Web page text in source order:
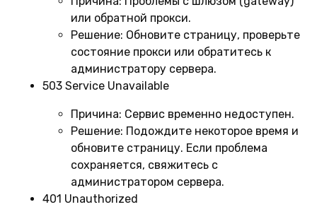
или обратной прокси.
Решение: Обновите страницу, проверьте
состояние прокси или обратитесь к
администратору сервера.
503 Service Unavailable
Причина: Сервис временно недоступен.
Решение: Подождите некоторое время и
обновите страницу. Если проблема
сохраняется, свяжитесь с
администратором сервера.
401 Unauthorized